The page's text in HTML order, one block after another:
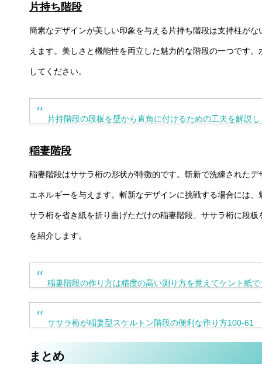
片持ち階段
簡素なデザインが美しい印象を与える片持ち階段は支持柱が
えます。美しさと機能性を両立した魅力的な階段の一つです
してください。
片持階段の段板を壁から直角に付けるための工夫を解説
稲妻階段
稲妻階段はササラ桁の形状が特徴的です。斬新で洗練された
エネルギーを与えます。斬新なデザインに挑戦する場合には
サラ桁を省き紙を折り曲げただけの稲妻階段、ササラ桁に段
を紹介します。
稲妻階段の作り方は精度の高い測り方を覚えてケント紙
ササラ桁が稲妻型スケルトン階段の便利な作り方100-61
まとめ